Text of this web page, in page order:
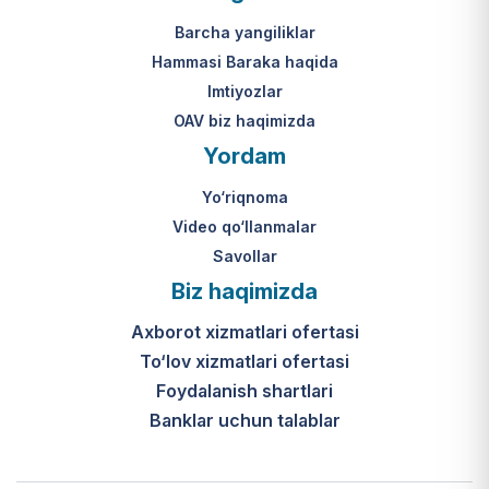
Mahkamasining 2024-yil 31-maydagi
313-son qarori.
yakuniy qaror qabul qilinishi 10 ish
kuni ichida amalga oshiriladi.
К какому виду помощи
относится услуга по
установке пандуса?
эта услуга входит в перечень
мер по адаптации жилищно-
бытовых условий лиц,
уходе, для создания
безбарьерной среды.
Barcha yangiliklar
Hammasi Baraka haqida
Imtiyozlar
OAV biz haqimizda
Yordam
Yo‘riqnoma
Video qo‘llanmalar
Savollar
Biz haqimizda
Axborot xizmatlari ofertasi
To‘lov xizmatlari ofertasi
Foydalanish shartlari
Banklar uchun talablar